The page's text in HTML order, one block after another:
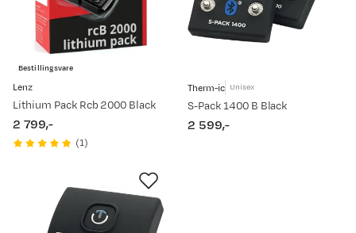
Bestillingsvare
Lenz
Lithium Pack Rcb 2000 Black
price
2 799,-
(1)
Therm-ic Unisex
S-Pack 1400 B Black
price
2 599,-